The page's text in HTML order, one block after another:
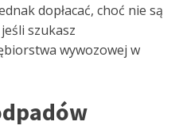
dopłacać, choć nie są
szukasz
wywozowej w